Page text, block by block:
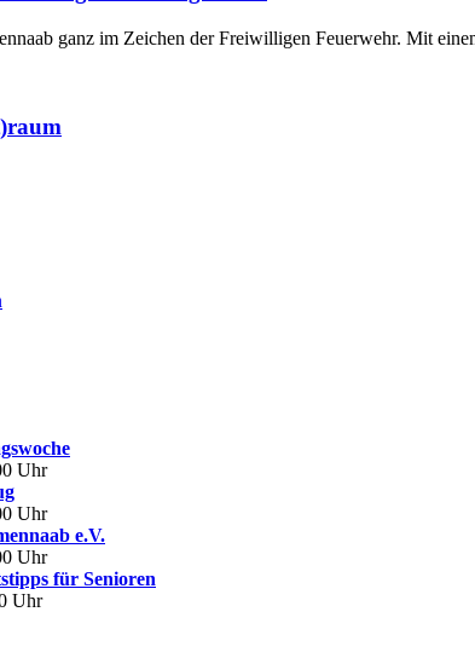
ganz im Zeichen der Freiwilligen Feuerwehr. Mit
Uhr
Uhr
e.V.
Uhr
für Senioren
Uhr